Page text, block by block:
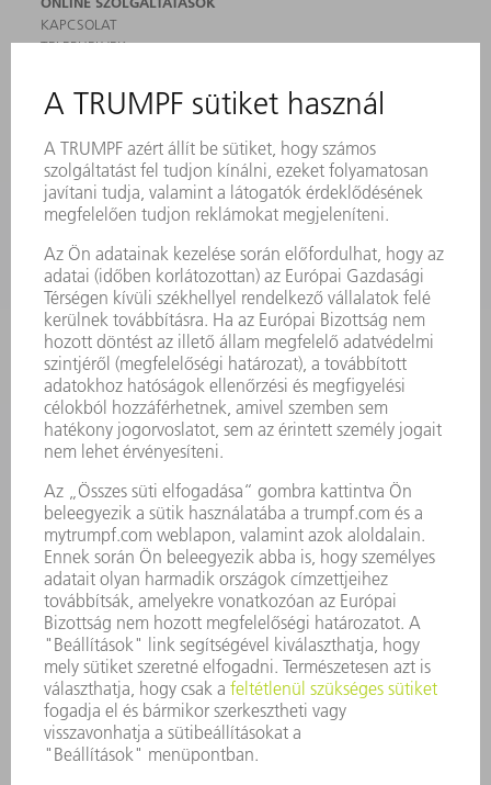
KAPCSOLAT
TELEPHELYEK
FELIRATKOZÁS HÍRLEVÉLRE
MYTRUMPF
TERMÉKEK
GÉPEK & RENDSZEREK
LÉZER
TELJESÍTMÉNYELEKTRONIKA
ELEKTROMOS KÉZIGÉPEK
SMART FACTORY
SZOFTVER
SZOLGÁLTATÁSOK
ALKALMAZÁSOK
ÁGAZATOK
A VÁLLALAT
KARRIER
ÁLLÁSAJÁNLATOK
VÁLLALAT PROFIL
ÜGYVEZETÉS
ÜZLETI JELENTÉS
A VÁLLALAT ALAPELVEI
COMPLIANCE
BEJELENTŐ RENDSZER
BIZTONSÁG
SAJTÓKÖZLEMÉNYEK
MAGAZIN
FENNTARTHATÓSÁG
KÖRNYEZET & ÉGHAJLAT
SZOCIÁLIS ÜGYEK & TÁRSADALOM
VÁLLALATIRÁNYÍTÁS